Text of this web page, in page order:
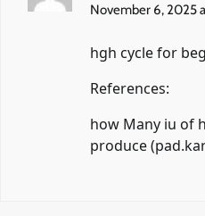
November 6, 2025
hgh cycle for
References:
how Many iu of
produce (